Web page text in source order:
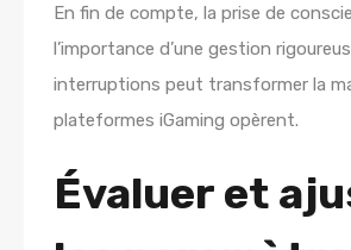
En fin de compte, la prise de
l’importance d’une gestion
interruptions peut transformer la
plateformes iGaming opèrent.
Évaluer et